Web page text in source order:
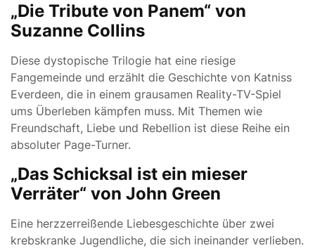
„Die Tribute von Panem“ von
Suzanne Collins
Diese dystopische Trilogie hat eine riesige
Fangemeinde und erzählt die Geschichte von Katniss
Everdeen, die in einem grausamen Reality-TV-Spiel
ums Überleben kämpfen muss. Mit Themen wie
Freundschaft, Liebe und Rebellion ist diese Reihe ein
absoluter Page-Turner.
„Das Schicksal ist ein mieser
Verräter“ von John Green
Eine herzzerreißende Liebesgeschichte über zwei
krebskranke Jugendliche, die sich ineinander verlieben.